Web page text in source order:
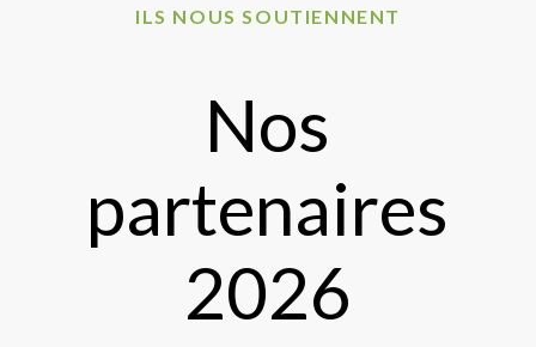
ILS NOUS SOUTIENNENT
Nos
partenaires
2026